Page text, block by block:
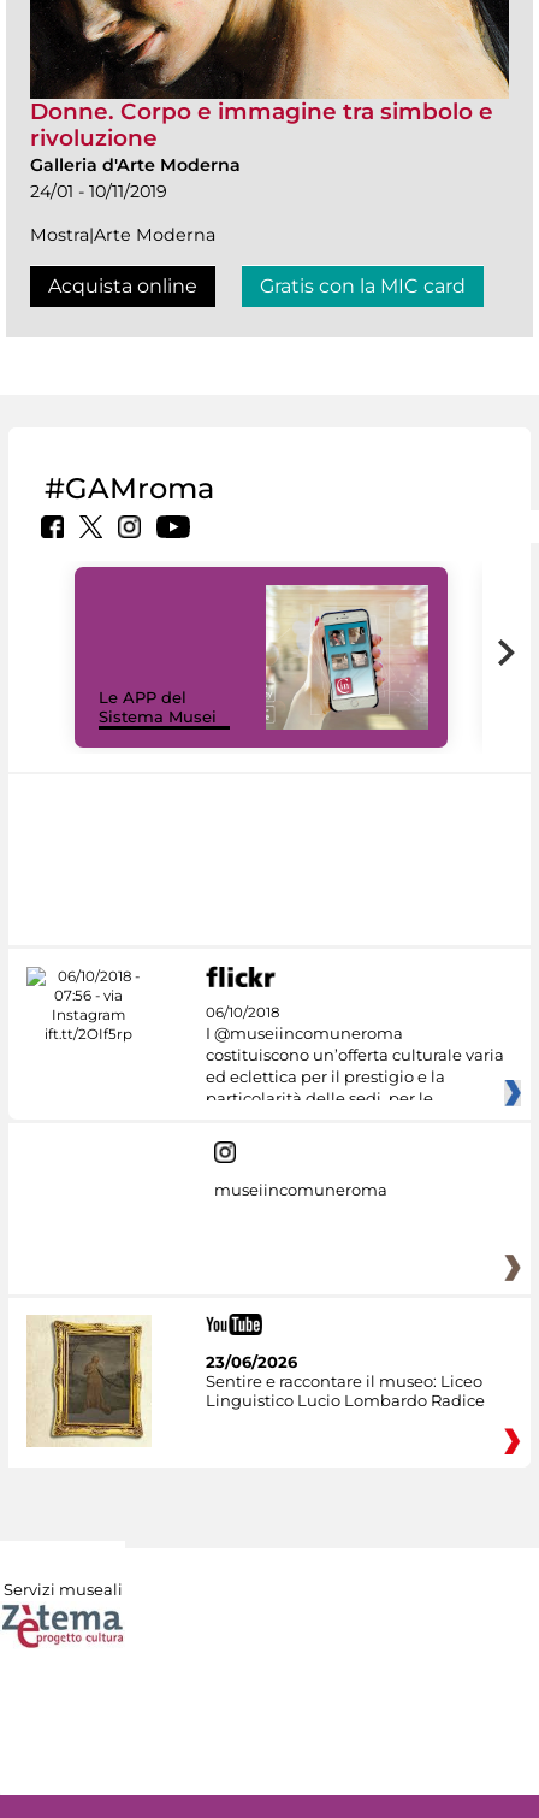
Donne. Corpo e immagine tra simbolo e
rivoluzione
Galleria d'Arte Moderna
24/01 - 10/11/2019
Mostra|Arte Moderna
Acquista online Gratis con la MIC card
#GAMroma
Le APP del
Sistema Musei
06/10/2018
I @museiincomuneroma
costituiscono un’offerta culturale varia
ed eclettica per il prestigio e la
particolarità delle sedi, per le
museiincomuneroma
23/06/2026
Sentire e raccontare il museo: Liceo
Linguistico Lucio Lombardo Radice
Servizi museali